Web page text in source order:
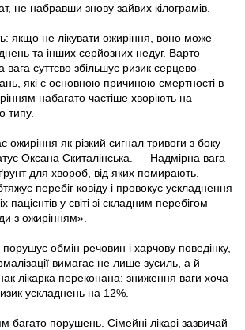
не набравши знову зайвих кілограмів.
якщо не лікувати ожиріння, воно може
та інших серйозних недуг. Варто
вага суттєво збільшує ризик серцево-
які є основною причиною смертності в
набагато частіше хворіють на
типу.
як різкий сигнал тривоги з боку
Оксана Скиталінська. — Надмірна вага
для хвороб, від яких помирають.
перебіг ковіду і провокує ускладнення
пацієнтів у світі зі складним перебігом
з ожирінням».
обмін речовин і харчову поведінку,
вимагає не лише зусиль, а й
лікарка переконана: зниження ваги хоча
ускладнень на 12%.
багато порушень. Сімейні лікарі зазвичай